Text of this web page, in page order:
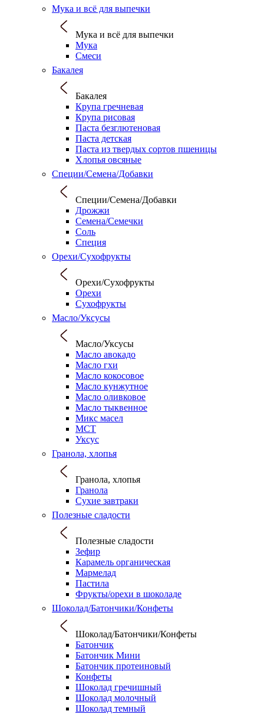
Мука и всё для выпечки
Мука и всё для выпечки
Мука
Смеси
Бакалея
Бакалея
Крупа гречневая
Крупа рисовая
Паста безглютеновая
Паста детская
Паста из твердых сортов пшеницы
Хлопья овсяные
Специи/Семена/Добавки
Специи/Семена/Добавки
Дрожжи
Семена/Семечки
Соль
Специя
Орехи/Сухофрукты
Орехи/Сухофрукты
Орехи
Сухофрукты
Масло/Уксусы
Масло/Уксусы
Масло авокадо
Масло гхи
Масло кокосовое
Масло кунжутное
Масло оливковое
Масло тыквенное
Микс масел
МСТ
Уксус
Гранола, хлопья
Гранола, хлопья
Гранола
Сухие завтраки
Полезные сладости
Полезные сладости
Зефир
Карамель органическая
Мармелад
Пастила
Фрукты/орехи в шоколаде
Шоколад/Батончики/Конфеты
Шоколад/Батончики/Конфеты
Батончик
Батончик Мини
Батончик протеиновый
Конфеты
Шоколад гречишный
Шоколад молочный
Шоколад темный